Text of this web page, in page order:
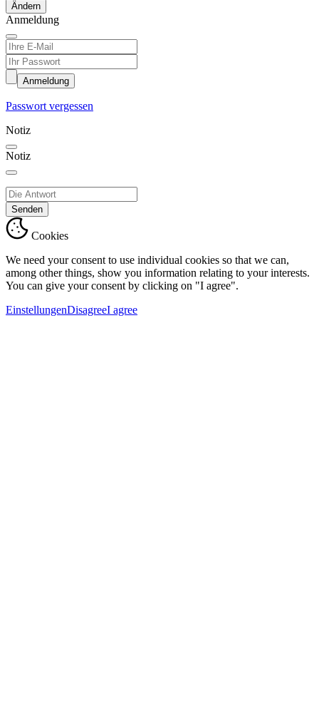
Ändern
Anmeldung
Anmeldung
Passwort vergessen
Notiz
Notiz
Senden
Cookies
We need your consent to use individual cookies so that we can,
among other things, show you information relating to your interests.
You can give your consent by clicking on "I agree".
EinstellungenDisagreeI agree